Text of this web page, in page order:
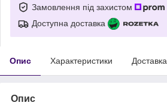
Замовлення під захистом
Доступна доставка
Опис Характеристики Доставка
Опис